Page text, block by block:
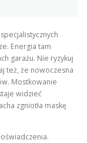
Energia tam
garażu. Nie ryzykuj
też, że nowoczesna
Mostkowanie
widzieć
zgniotła maskę